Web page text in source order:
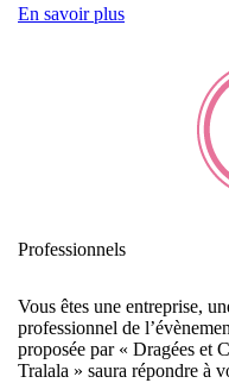
En savoir plus
Professionnels
Vous êtes une entreprise,
professionnel de
proposée par « Dragées et
Tralala » saura répondre à